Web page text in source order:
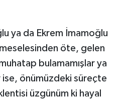
ya da Ekrem İmamoğlu
öte, gelen
bulamamışlar ya
önümüzdeki süreçte
üzgünüm ki hayal